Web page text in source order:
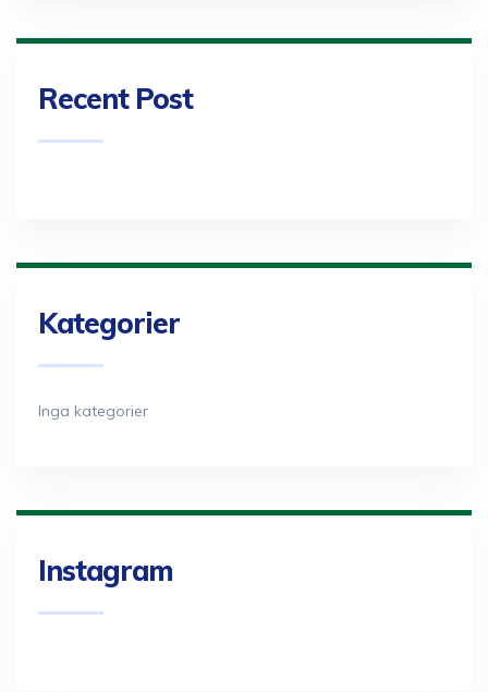
Recent Post
Kategorier
Inga kategorier
Instagram